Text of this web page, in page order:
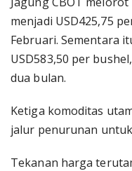
menjadi USD425,75
Februari. Sementara
USD583,50 per
dua bulan.
Ketiga komoditas
jalur penurunan
Tekanan harga